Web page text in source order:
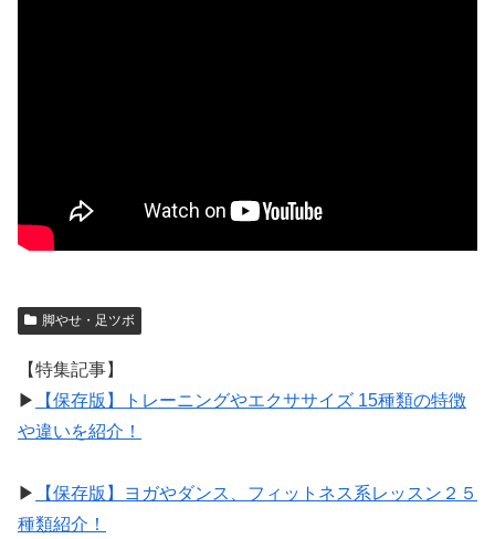
脚やせ・足ツボ
【特集記事】
▶︎
【保存版】トレーニングやエクササイズ 15種類の特徴
や違いを紹介！
▶︎
【保存版】ヨガやダンス、フィットネス系レッスン２５
種類紹介！